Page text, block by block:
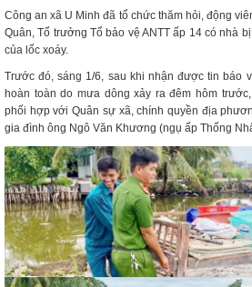
Công an xã U Minh đã tổ chức thăm hỏi, động
Quân, Tổ trưởng Tổ bảo vệ ANTT ấp 14 có nhà
của lốc xoáy.
Trước đó, sáng 1/6, sau khi nhận được tin báo
hoàn toàn do mưa dông xảy ra đêm hôm
phối hợp với Quân sự xã, chính quyền địa
gia đình ông Ngô Văn Khương (ngụ ấp Thống